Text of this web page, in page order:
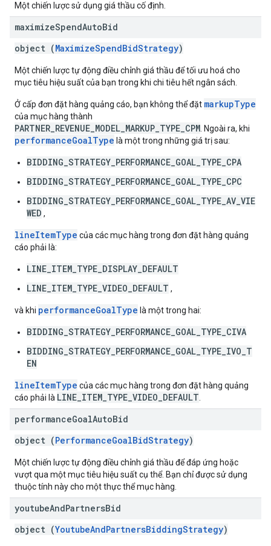
Một chiến lược sử dụng giá thầu cố định.
maximizeSpendAutoBid
object (MaximizeSpendBidStrategy)
Một chiến lược tự động điều chỉnh giá thầu để tối ưu hoá cho
mục tiêu hiệu suất của bạn trong khi chi tiêu hết ngân sách.
Ở cấp đơn đặt hàng quảng cáo, bạn không thể đặt markupType
của mục hàng thành
PARTNER_REVENUE_MODEL_MARKUP_TYPE_CPM . Ngoài ra, khi
performanceGoalType là một trong những giá trị sau:
BIDDING_STRATEGY_PERFORMANCE_GOAL_TYPE_CPA
BIDDING_STRATEGY_PERFORMANCE_GOAL_TYPE_CPC
BIDDING_STRATEGY_PERFORMANCE_GOAL_TYPE_AV_VIE
WED ,
lineItemType của các mục hàng trong đơn đặt hàng quảng
cáo phải là:
LINE_ITEM_TYPE_DISPLAY_DEFAULT
LINE_ITEM_TYPE_VIDEO_DEFAULT ,
và khi performanceGoalType là một trong hai:
BIDDING_STRATEGY_PERFORMANCE_GOAL_TYPE_CIVA
BIDDING_STRATEGY_PERFORMANCE_GOAL_TYPE_IVO_T
EN
lineItemType của các mục hàng trong đơn đặt hàng quảng
cáo phải là LINE_ITEM_TYPE_VIDEO_DEFAULT
performanceGoalAutoBid
object (PerformanceGoalBidStrategy)
Một chiến lược tự động điều chỉnh giá thầu để đáp ứng hoặc
vượt qua một mục tiêu hiệu suất cụ thể. Bạn chỉ được sử dụng
thuộc tính này cho một thực thể mục hàng.
youtubeAndPartnersBid
object (YoutubeAndPartnersBiddingStrategy)